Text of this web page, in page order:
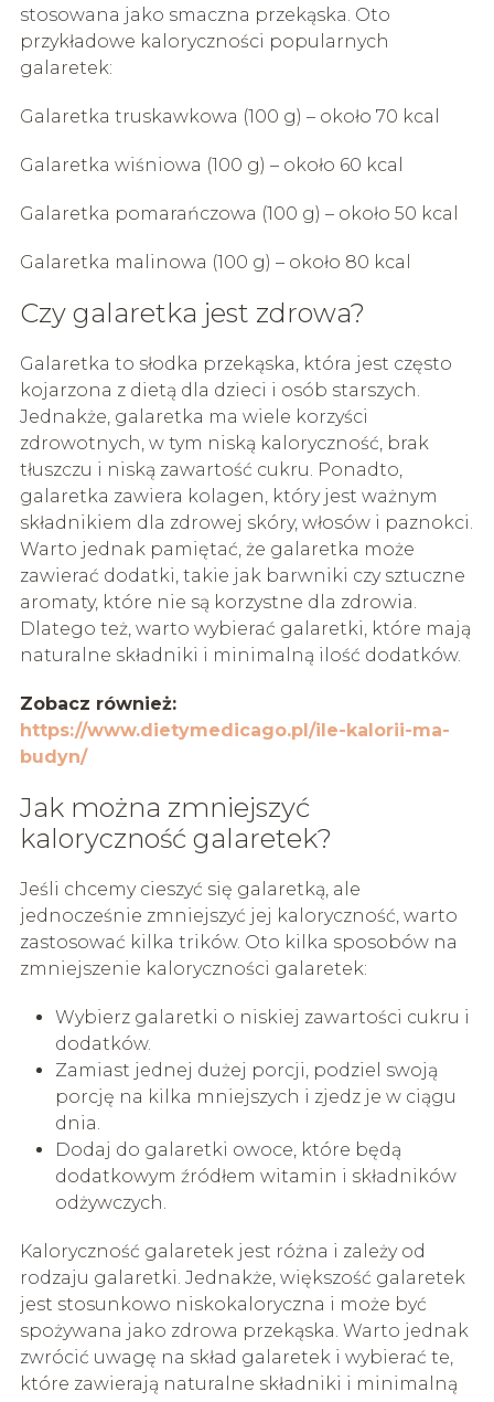
stosowana jako smaczna przekąska. Oto
przykładowe kaloryczności popularnych
galaretek:
Galaretka truskawkowa (100 g) – około 70 kcal
Galaretka wiśniowa (100 g) – około 60 kcal
Galaretka pomarańczowa (100 g) – około 50 kcal
Galaretka malinowa (100 g) – około 80 kcal
Czy galaretka jest zdrowa?
Galaretka to słodka przekąska, która jest często
kojarzona z dietą dla dzieci i osób starszych.
Jednakże, galaretka ma wiele korzyści
zdrowotnych, w tym niską kaloryczność, brak
tłuszczu i niską zawartość cukru. Ponadto,
galaretka zawiera kolagen, który jest ważnym
składnikiem dla zdrowej skóry, włosów i paznokci.
Warto jednak pamiętać, że galaretka może
zawierać dodatki, takie jak barwniki czy sztuczne
aromaty, które nie są korzystne dla zdrowia.
Dlatego też, warto wybierać galaretki, które mają
naturalne składniki i minimalną ilość dodatków.
Zobacz również:
https://www.dietymedicago.pl/ile-kalorii-ma-
budyn/
Jak można zmniejszyć
kaloryczność galaretek?
Jeśli chcemy cieszyć się galaretką, ale
jednocześnie zmniejszyć jej kaloryczność, warto
zastosować kilka trików. Oto kilka sposobów na
zmniejszenie kaloryczności galaretek:
Wybierz galaretki o niskiej zawartości cukru i
dodatków.
Zamiast jednej dużej porcji, podziel swoją
porcję na kilka mniejszych i zjedz je w ciągu
dnia.
Dodaj do galaretki owoce, które będą
dodatkowym źródłem witamin i składników
odżywczych.
Kaloryczność galaretek jest różna i zależy od
rodzaju galaretki. Jednakże, większość galaretek
jest stosunkowo niskokaloryczna i może być
spożywana jako zdrowa przekąska. Warto jednak
zwrócić uwagę na skład galaretek i wybierać te,
które zawierają naturalne składniki i minimalną